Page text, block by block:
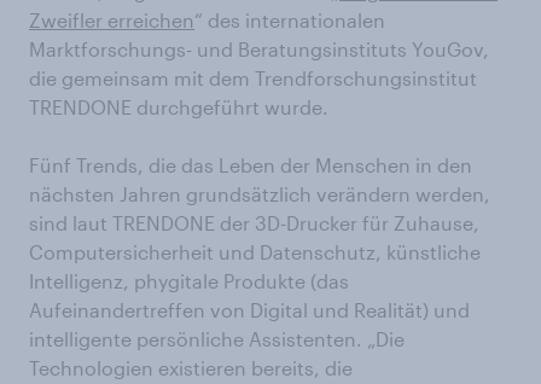
Zweifler erreichen“ des internationalen
Marktforschungs- und Beratungsinstituts YouGov,
die gemeinsam mit dem Trendforschungsinstitut
TRENDONE durchgeführt wurde.
Fünf Trends, die das Leben der Menschen in den
nächsten Jahren grundsätzlich verändern werden,
sind laut TRENDONE der 3D-Drucker für Zuhause,
Computersicherheit und Datenschutz, künstliche
Intelligenz, phygitale Produkte (das
Aufeinandertreffen von Digital und Realität) und
intelligente persönliche Assistenten. „Die
Technologien existieren bereits, die